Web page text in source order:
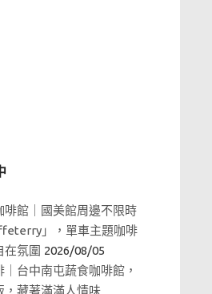
啡館｜國美館周邊不限時
」，單車主題咖啡
在氛圍 2026/08/05
台中南屯蔬食咖啡館，
，藏著滿滿人情味